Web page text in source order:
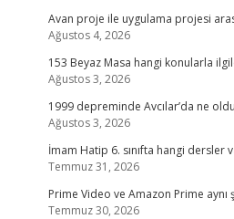
Avan proje ile uygulama projesi
Ağustos 4, 2026
153 Beyaz Masa hangi konularla
Ağustos 3, 2026
1999 depreminde Avcılar’da ne
Ağustos 3, 2026
İmam Hatip 6. sınıfta hangi dersler
Temmuz 31, 2026
Prime Video ve Amazon Prime aynı
Temmuz 30, 2026